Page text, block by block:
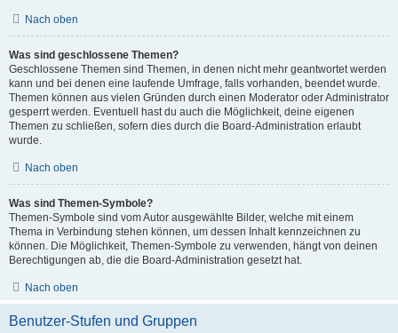
Nach oben
Was sind geschlossene Themen?
Geschlossene Themen sind Themen, in denen nicht mehr geantwortet werden
kann und bei denen eine laufende Umfrage, falls vorhanden, beendet wurde.
Themen können aus vielen Gründen durch einen Moderator oder Administrator
gesperrt werden. Eventuell hast du auch die Möglichkeit, deine eigenen
Themen zu schließen, sofern dies durch die Board-Administration erlaubt
wurde.
Nach oben
Was sind Themen-Symbole?
Themen-Symbole sind vom Autor ausgewählte Bilder, welche mit einem
Thema in Verbindung stehen können, um dessen Inhalt kennzeichnen zu
können. Die Möglichkeit, Themen-Symbole zu verwenden, hängt von deinen
Berechtigungen ab, die die Board-Administration gesetzt hat.
Nach oben
Benutzer-Stufen und Gruppen